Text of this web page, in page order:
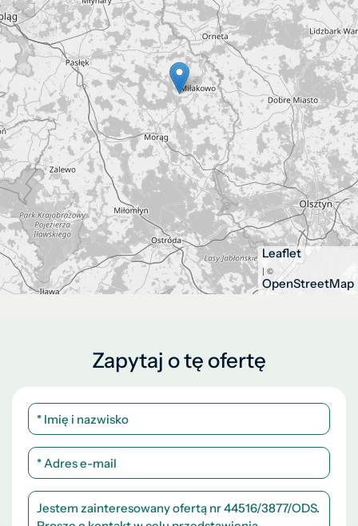
Leaflet
| ©
OpenStreetMap
Zapytaj o tę ofertę